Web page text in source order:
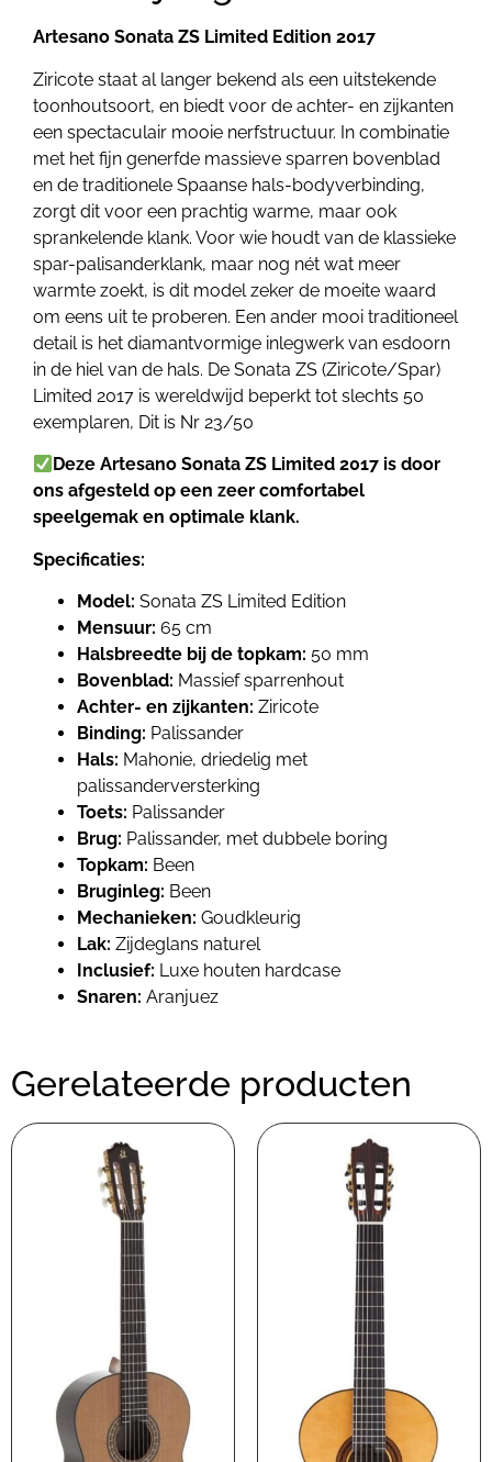
Artesano Sonata ZS Limited Edition 2017
Ziricote staat al langer bekend als een uitstekende
toonhoutsoort, en biedt voor de achter- en zijkanten
een spectaculair mooie nerfstructuur. In combinatie
met het fijn generfde massieve sparren bovenblad
en de traditionele Spaanse hals-bodyverbinding,
zorgt dit voor een prachtig warme, maar ook
sprankelende klank. Voor wie houdt van de klassieke
spar-palisanderklank, maar nog nét wat meer
warmte zoekt, is dit model zeker de moeite waard
om eens uit te proberen. Een ander mooi traditioneel
detail is het diamantvormige inlegwerk van esdoorn
in de hiel van de hals. De Sonata ZS (Ziricote/Spar)
Limited 2017 is wereldwijd beperkt tot slechts 50
exemplaren, Dit is Nr 23/50
Deze Artesano Sonata ZS Limited 2017 is door
ons afgesteld op een zeer comfortabel
speelgemak en optimale klank.
Specificaties:
Model: Sonata ZS Limited Edition
Mensuur: 65 cm
Halsbreedte bij de topkam: 50 mm
Bovenblad: Massief sparrenhout
Achter- en zijkanten: Ziricote
Binding: Palissander
Hals: Mahonie, driedelig met
palissanderversterking
Toets: Palissander
Brug: Palissander, met dubbele boring
Topkam: Been
Bruginleg: Been
Mechanieken: Goudkleurig
Lak: Zijdeglans naturel
Inclusief: Luxe houten hardcase
Snaren: Aranjuez
Gerelateerde producten